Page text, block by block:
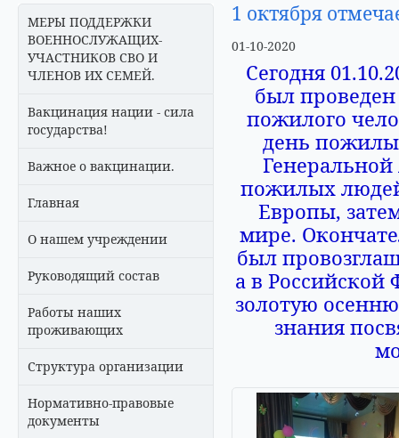
МЕРЫ ПОДДЕРЖКИ
ВОЕННОСЛУЖАЩИХ-
УЧАСТНИКОВ СВО И
ЧЛЕНОВ ИХ СЕМЕЙ.
Вакцинация нации - сила
государства!
Важное о вакцинации.
Главная
О нашем учреждении
Руководящий состав
Работы наших
проживающих
Структура организации
Нормативно-правовые
документы
1 октября
01-10-2020
Сегодня
был
пожилого
день
Генеральной
пожилых
Европы,
мире.
был
а в Российской
золотую
знания